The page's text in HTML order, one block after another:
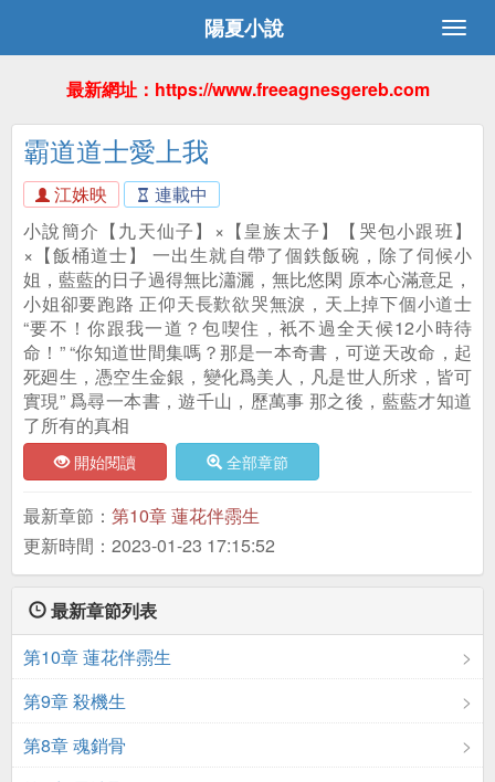
陽夏小說
最新網址：https://www.freeagnesgereb.com
霸道道士愛上我
江姝映
連載中
小說簡介【九天仙子】×【皇族太子】【哭包小跟班】
×【飯桶道士】 一出生就自帶了個鉄飯碗，除了伺候小
姐，藍藍的日子過得無比瀟灑，無比悠閑 原本心滿意足，
小姐卻要跑路 正仰天長歎欲哭無淚，天上掉下個小道士
“要不！你跟我一道？包喫住，衹不過全天候12小時待
命！” “你知道世間集嗎？那是一本奇書，可逆天改命，起
死廻生，憑空生金銀，變化爲美人，凡是世人所求，皆可
實現” 爲尋一本書，遊千山，歷萬事 那之後，藍藍才知道
了所有的真相
開始閱讀 全部章節
最新章節： 第10章 蓮花伴霛生
更新時間：2023-01-23 17:15:52
最新章節列表
第10章 蓮花伴霛生
第9章 殺機生
第8章 魂銷骨